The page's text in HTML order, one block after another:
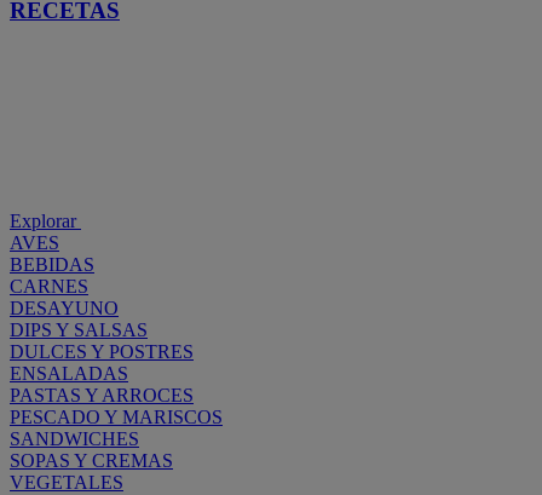
RECETAS
Explorar
AVES
BEBIDAS
CARNES
DESAYUNO
DIPS Y SALSAS
DULCES Y POSTRES
ENSALADAS
PASTAS Y ARROCES
PESCADO Y MARISCOS
SANDWICHES
SOPAS Y CREMAS
VEGETALES